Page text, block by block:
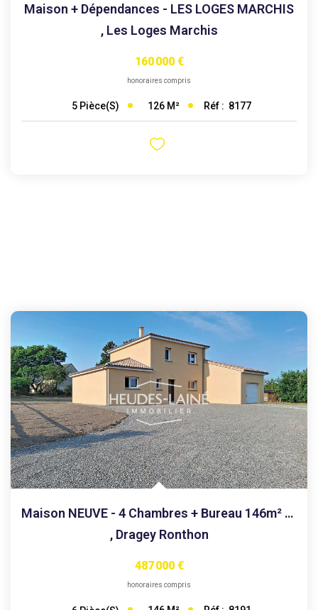
Maison + Dépendances - LES LOGES MARCHIS
, Les Loges Marchis
160 000 €
honoraires compris
5 Pièce(s) 126 M² Réf : 8177
Maison NEUVE - 4 Chambres + Bureau 146m² 50530 DRAGEY...
, Dragey Ronthon
487 000 €
honoraires compris